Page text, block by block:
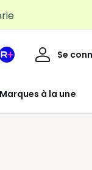
Marques à la une
Mon
Redoute
Se
Mon